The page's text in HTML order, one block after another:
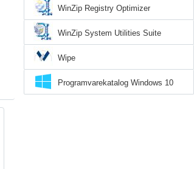
WinZip Registry Optimizer
WinZip System Utilities Suite
Wipe
Programvarekatalog Windows 10